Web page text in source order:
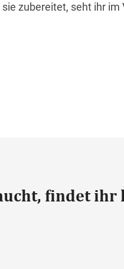
zubereitet, seht ihr im
findet ihr